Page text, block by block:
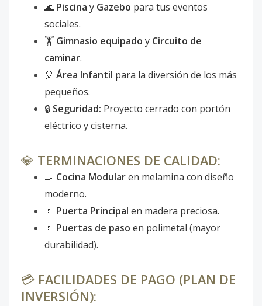
🌊 Piscina y Gazebo para tus eventos
sociales.
🏋️ Gimnasio equipado y Circuito de
caminar.
🎈 Área Infantil para la diversión de los más
pequeños.
🔒 Seguridad: Proyecto cerrado con portón
eléctrico y cisterna.
💎 TERMINACIONES DE CALIDAD:
🍳 Cocina Modularen melamina con diseño
moderno.
🚪 Puerta Principal en madera preciosa.
🚪 Puertas de paso en polimetal (mayor
durabilidad).
💳 FACILIDADES DE PAGO (PLAN DE
INVERSIÓN):